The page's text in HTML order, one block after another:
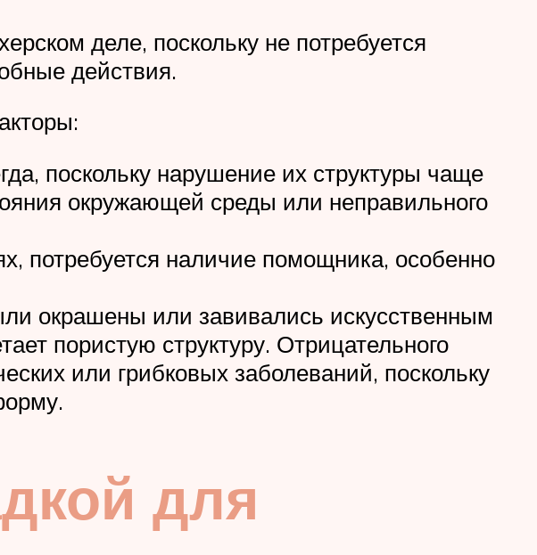
деле, поскольку не потребуется
действия.
поскольку нарушение их структуры чаще
окружающей среды или неправильного
потребуется наличие помощника, особенно
окрашены или завивались искусственным
пористую структуру. Отрицательного
или грибковых заболеваний, поскольку
для